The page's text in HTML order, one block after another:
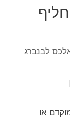
לבנברג
או